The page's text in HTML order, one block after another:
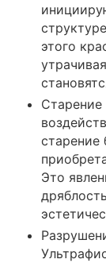
этого
Старение
старение
Это